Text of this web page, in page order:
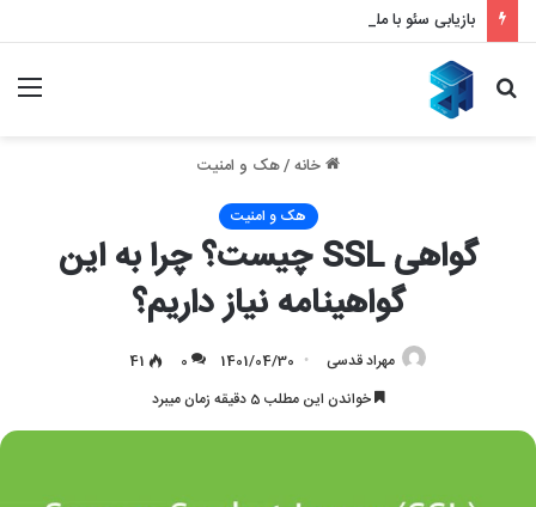
جستجو
خانه/هک و امنیت
هک و امنیت
گواهی SSL چیست؟ چرا به این
گواهینامه نیاز داریم؟
مهراد قدسی 1401/04/30
0
41
خواندن این مطلب 5 دقیقه زمان میبرد